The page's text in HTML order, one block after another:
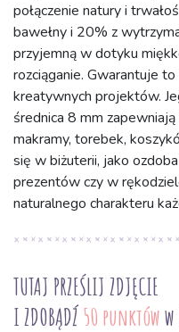
połączenie natury i
bawełny i 20% z
przyjemną w dotyku
rozciąganie. Gwarantuje
kreatywnych projektów.
średnica 8 mm
makramy, torebek,
się w biżuterii, jako
prezentów czy w
naturalnego charakteru
TUTAJ PRZEŚLIJ ZDJĘCIE
I ZDOBĄDŹ 50 punktów